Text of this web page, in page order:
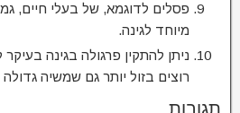
פסלים לדוגמא, של בעלי חיים,
מיוחד לגינה.
ניתן להתקין פרגולה בגינה
רוצים בזול יותר גם שמשיה
תגובות